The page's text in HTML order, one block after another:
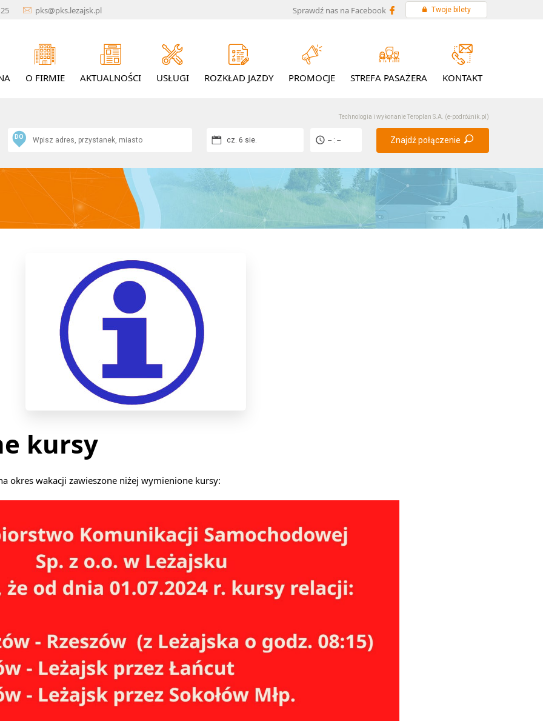
pks@pks.lezajsk.pl Sprawdź nas na Facebook Twoje bilety
O FIRMIE AKTUALNOŚCI USŁUGI ROZKŁAD JAZDY PROMOCJE STREFA PASAŻERA KONTAKT
Technologia i wykonanieTeroplan S.A. (e-podróżnik.pl)
DO cz. 6 sie. -- : -- Znajdź połączenie
kursy
okres wakacji zawieszone niżej wymienione kursy: